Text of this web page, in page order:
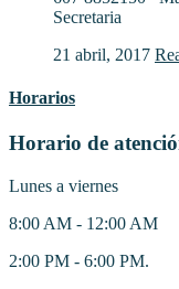
Secretaria
21 abril, 2017
Horarios
Horario de
Lunes a viernes
8:00 AM - 12:00 AM
2:00 PM - 6:00 PM.